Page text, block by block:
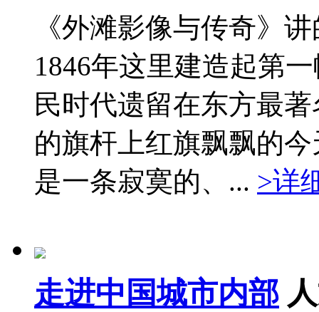
《外滩影像与传奇》
1846年这里建造起第
民时代遗留在东方最
的旗杆上红旗飘飘的
是一条寂寞的、... >详
走进中国城市内部